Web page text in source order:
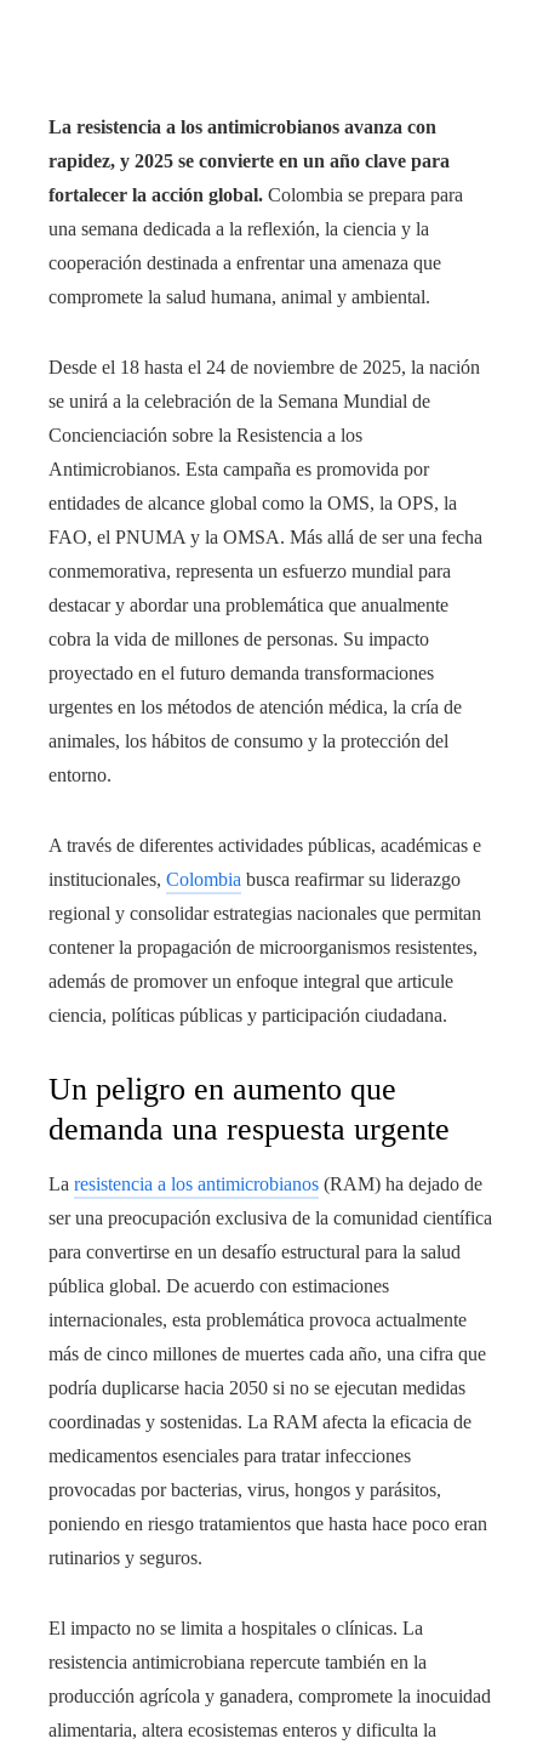
La resistencia a los antimicrobianos avanza con
rapidez, y 2025 se convierte en un año clave para
fortalecer la acción global. Colombia se prepara para
una semana dedicada a la reflexión, la ciencia y la
cooperación destinada a enfrentar una amenaza que
compromete la salud humana, animal y ambiental.
Desde el 18 hasta el 24 de noviembre de 2025, la nación
se unirá a la celebración de la Semana Mundial de
Concienciación sobre la Resistencia a los
Antimicrobianos. Esta campaña es promovida por
entidades de alcance global como la OMS, la OPS, la
FAO, el PNUMA y la OMSA. Más allá de ser una fecha
conmemorativa, representa un esfuerzo mundial para
destacar y abordar una problemática que anualmente
cobra la vida de millones de personas. Su impacto
proyectado en el futuro demanda transformaciones
urgentes en los métodos de atención médica, la cría de
animales, los hábitos de consumo y la protección del
entorno.
A través de diferentes actividades públicas, académicas e
institucionales, Colombia busca reafirmar su liderazgo
regional y consolidar estrategias nacionales que permitan
contener la propagación de microorganismos resistentes,
además de promover un enfoque integral que articule
ciencia, políticas públicas y participación ciudadana.
Un peligro en aumento que
demanda una respuesta urgente
La resistencia a los antimicrobianos (RAM) ha dejado de
ser una preocupación exclusiva de la comunidad científica
para convertirse en un desafío estructural para la salud
pública global. De acuerdo con estimaciones
internacionales, esta problemática provoca actualmente
más de cinco millones de muertes cada año, una cifra que
podría duplicarse hacia 2050 si no se ejecutan medidas
coordinadas y sostenidas. La RAM afecta la eficacia de
medicamentos esenciales para tratar infecciones
provocadas por bacterias, virus, hongos y parásitos,
poniendo en riesgo tratamientos que hasta hace poco eran
rutinarios y seguros.
El impacto no se limita a hospitales o clínicas. La
resistencia antimicrobiana repercute también en la
producción agrícola y ganadera, compromete la inocuidad
alimentaria, altera ecosistemas enteros y dificulta la